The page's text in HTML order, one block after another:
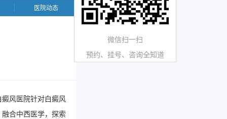
医院动态
风医院针对白癜风
合中西医学，探索
微信扫一扫
预约、挂号、咨询全知道